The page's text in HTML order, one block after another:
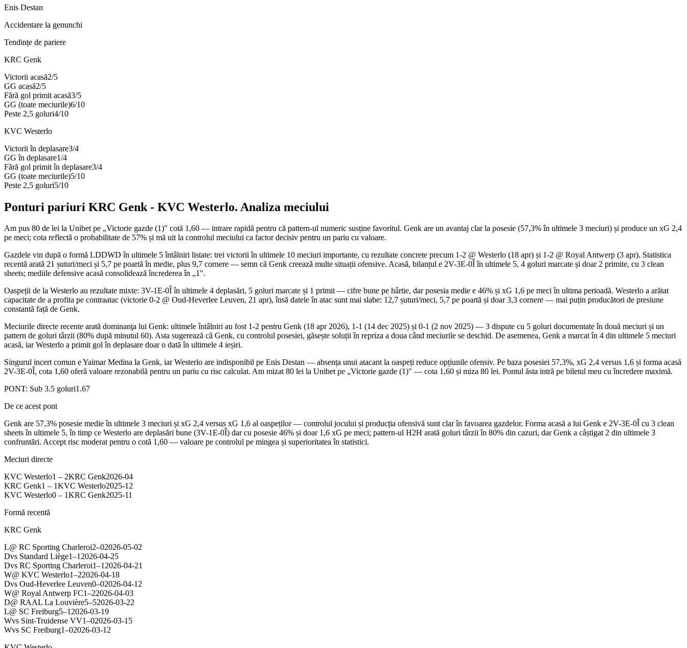
Enis Destan
Accidentare la genunchi
Tendințe de pariere
KRC Genk
Victorii acasă2/5
GG acasă2/5
Fără gol primit acasă3/5
GG (toate meciurile)6/10
Peste 2,5 goluri4/10
KVC Westerlo
Victorii în deplasare3/4
GG în deplasare1/4
Fără gol primit în deplasare3/4
GG (toate meciurile)5/10
Peste 2,5 goluri5/10
Ponturi pariuri KRC Genk - KVC Westerlo. Analiza meciului
Am pus 80 de lei la Unibet pe „Victorie gazde (1)" cotă 1,60 — intrare rapidă pentru că pattern-ul numeric susține favoritul. Genk are un avantaj clar la posesie (57,3% în ultimele 3 meciuri) și produce un xG 2,4
pe meci; cota reflectă o probabilitate de 57% și mă uit la controlul meciului ca factor decisiv pentru un pariu cu valoare.
Gazdele vin după o formă LDDWD în ultimele 5 întâlniri listate: trei victorii în ultimele 10 meciuri importante, cu rezultate concrete precum 1-2 @ Westerlo (18 apr) și 1-2 @ Royal Antwerp (3 apr). Statistica
recentă arată 21 șuturi/meci și 5,7 pe poartă în medie, plus 9,7 cornere — semn că Genk creează multe situații ofensive. Acasă, bilanțul e 2V-3E-0Î în ultimele 5, 4 goluri marcate și doar 2 primite, cu 3 clean
sheets; mediile defensive acasă consolidează încrederea în „1".
Oaspeții de la Westerlo au rezultate mixte: 3V-1E-0Î în ultimele 4 deplasări, 5 goluri marcate și 1 primit — cifre bune pe hârtie, dar posesia medie e 46% și xG 1,6 pe meci în ultima perioadă. Westerlo a arătat
capacitate de a profita pe contraatac (victorie 0-2 @ Oud-Heverlee Leuven, 21 apr), însă datele în atac sunt mai slabe: 12,7 șuturi/meci, 5,7 pe poartă și doar 3,3 cornere — mai puțin producători de presiune
constantă față de Genk.
Meciurile directe recente arată dominanţa lui Genk: ultimele întâlniri au fost 1-2 pentru Genk (18 apr 2026), 1-1 (14 dec 2025) și 0-1 (2 nov 2025) — 3 dispute cu 5 goluri documentate în două meciuri și un
pattern de goluri târzii (80% după minutul 60). Asta sugerează că Genk, cu controlul posesiei, găsește soluții în repriza a doua când meciurile se deschid. De asemenea, Genk a marcat în 4 din ultimele 5 meciuri
acasă, iar Westerlo a primit gol în deplasare doar o dată în ultimele 4 ieșiri.
Singurul incert comun e Yaimar Medina la Genk, iar Westerlo are indisponibil pe Enis Destan — absența unui atacant la oaspeți reduce opțiunile ofensiv. Pe baza posesiei 57,3%, xG 2,4 versus 1,6 și forma acasă
2V-3E-0Î, cota 1,60 oferă valoare rezonabilă pentru un pariu cu risc calculat. Am mizat 80 lei la Unibet pe „Victorie gazde (1)" — cota 1,60 și miza 80 lei. Pontul ăsta intră pe biletul meu cu încredere maximă.
PONT: Sub 3.5 goluri1.67
De ce acest pont
Genk are 57,3% posesie medie în ultimele 3 meciuri și xG 2,4 versus xG 1,6 al oaspeților — controlul jocului și producția ofensivă sunt clar în favoarea gazdelor. Forma acasă a lui Genk e 2V-3E-0Î cu 3 clean
sheets în ultimele 5, în timp ce Westerlo are deplasări bune (3V-1E-0Î) dar cu posesie 46% și doar 1,6 xG pe meci; pattern-ul H2H arată goluri târzii în 80% din cazuri, dar Genk a câștigat 2 din ultimele 3
confruntări. Accept risc moderat pentru o cotă 1,60 — valoare pe controlul pe mingea și superioritatea în statistici.
Meciuri directe
KVC Westerlo1 – 2KRC Genk2026-04
KRC Genk1 – 1KVC Westerlo2025-12
KVC Westerlo0 – 1KRC Genk2025-11
Formă recentă
KRC Genk
L@ RC Sporting Charleroi2–02026-05-02
Dvs Standard Liège1–12026-04-25
Dvs RC Sporting Charleroi1–12026-04-21
W@ KVC Westerlo1–22026-04-18
Dvs Oud-Heverlee Leuven0–02026-04-12
W@ Royal Antwerp FC1–22026-04-03
D@ RAAL La Louvière5–52026-03-22
L@ SC Freiburg5–12026-03-19
Wvs Sint-Truidense VV1–02026-03-15
Wvs SC Freiburg1–02026-03-12